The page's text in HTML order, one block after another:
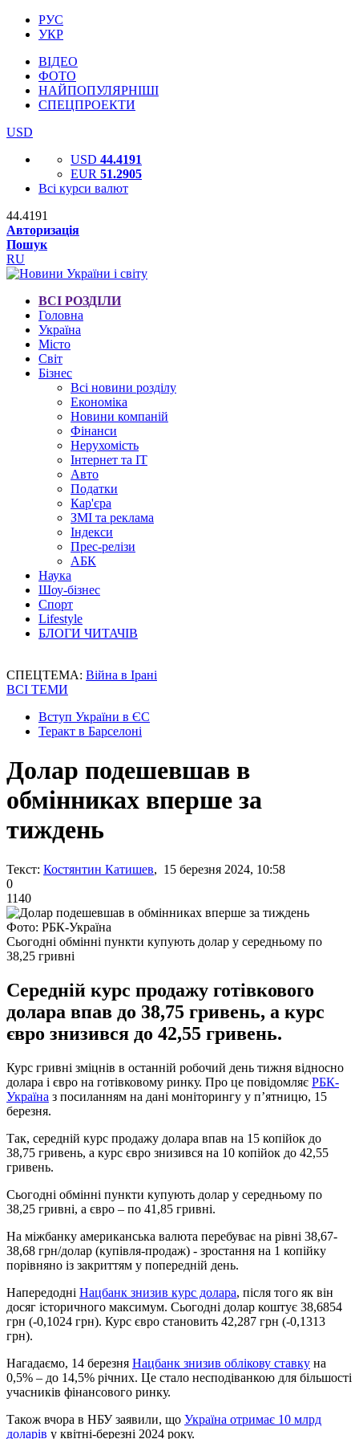
РУС
УКР
ВІДЕО
ФОТО
НАЙПОПУЛЯРНІШІ
СПЕЦПРОЕКТИ
USD
USD 44.4191
EUR 51.2905
Всі курси валют
44.4191
Авторизація
Пошук
RU
ВСІ РОЗДІЛИ
Головна
Україна
Місто
Світ
Бізнес
Всі новини розділу
Економіка
Новини компаній
Фінанси
Нерухомість
Інтернет та IT
Авто
Податки
Кар'єра
ЗМІ та реклама
Індекси
Прес-релізи
АБК
Наука
Шоу-бізнес
Спорт
Lifestyle
БЛОГИ ЧИТАЧІВ
СПЕЦТЕМА: Війна в Ірані
ВСІ ТЕМИ
Вступ України в ЄС
Теракт в Барселоні
Долар подешевшав в
обмінниках вперше за
тиждень
Текст: Костянтин Катишев, 15 березня 2024, 10:58
0
1140
Фото: РБК-Україна
Сьогодні обмінні пункти купують долар у середньому по
38,25 гривні
Середній курс продажу готівкового
долара впав до 38,75 гривень, а курс
євро знизився до 42,55 гривень.
Курс гривні зміцнів в останній робочий день тижня відносно
долара і євро на готівковому ринку. Про це повідомляє РБК-
Україна з посиланням на дані моніторингу у п’ятницю, 15
березня.
Так, середній курс продажу долара впав на 15 копійок до
38,75 гривень, а курс євро знизився на 10 копійок до 42,55
гривень.
Сьогодні обмінні пункти купують долар у середньому по
38,25 гривні, а євро – по 41,85 гривні.
На міжбанку американська валюта перебуває на рівні 38,67-
38,68 грн/долар (купівля-продаж) - зростання на 1 копійку
порівняно із закриттям у попередній день.
Напередодні Нацбанк знизив курс долара, після того як він
досяг історичного максимум. Сьогодні долар коштує 38,6854
грн (-0,1024 грн). Курс євро становить 42,287 грн (-0,1313
грн).
Нагадаємо, 14 березня Нацбанк знизив облікову ставку на
0,5% – до 14,5% річних. Це стало несподіванкою для більшості
учасників фінансового ринку.
Також вчора в НБУ заявили, що Україна отримає 10 млрд
доларів у квітні-березні 2024 року.